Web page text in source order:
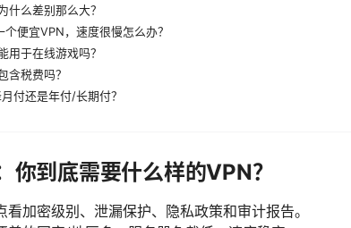
么差别那么大？
便宜VPN，速度很慢怎么办？
于在线游戏吗？
含税费吗？
付还是年付/长期付？
你到底需要什么样的VPN？
加密级别、泄漏保护、隐私政策和审计报告。